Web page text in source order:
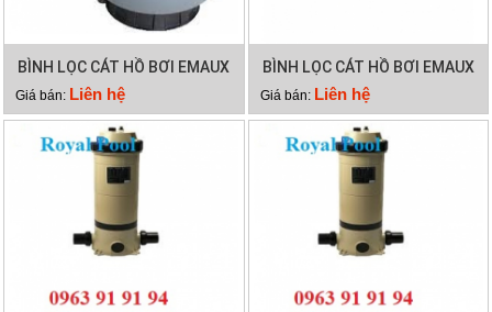
BÌNH LỌC CÁT HỒ BƠI EMAUX
SP700
Giá bán: Liên hệ
BÌNH LỌC CÁT HỒ BƠI EMAUX
P350
Giá bán: Liên hệ